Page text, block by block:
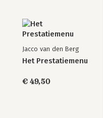
Jacco van den Berg
Het Prestatiemenu
€ 49,50